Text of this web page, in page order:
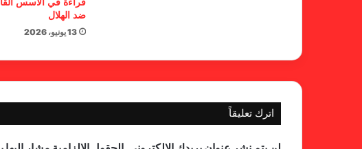
قراءة في الأسس
ضد الهلال
13 يونيو، 2026
اترك تعليقاً